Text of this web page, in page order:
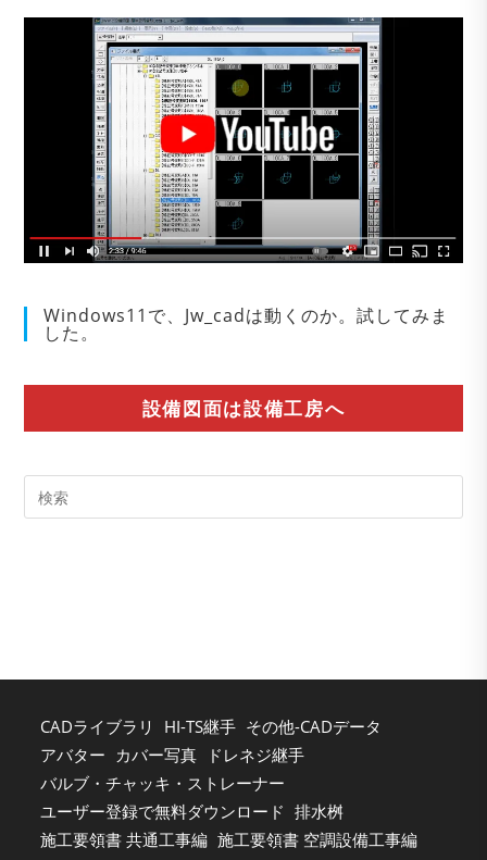
Windows11で、Jw_cadは動くのか。試してみま
した。
設備図面は設備工房へ
CADライブラリ HI-TS継手 その他-CADデータ
アバター カバー写真
ドレネジ継手
バルブ・チャッキ・ストレーナー
ユーザー登録で無料ダウンロード 排水桝
施工要領書 共通工事編 施工要領書 空調設備工事編